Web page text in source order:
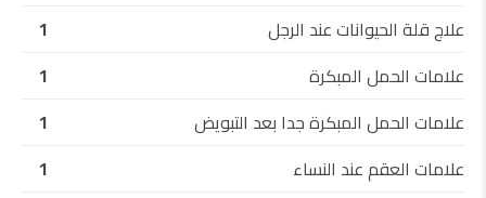
علاج قلة الحيوانات عند الرجل
1
علامات الحمل المبكرة
1
علامات الحمل المبكرة جدا بعد التبويض
1
علامات العقم عند النساء
1